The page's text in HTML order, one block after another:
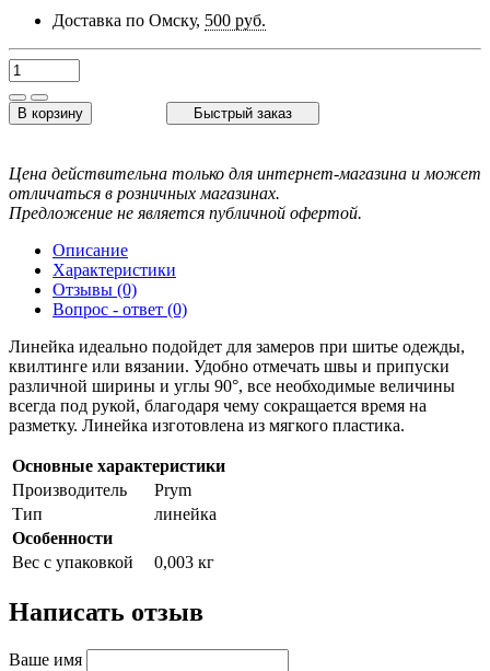
Доставка по Омску, 500 руб.
В корзину Быстрый заказ
Цена действительна только для интернет-магазина и может
отличаться в розничных магазинах.
Предложение не является публичной офертой.
Описание
Характеристики
Отзывы (0)
Вопрос - ответ (0)
Линейка идеально подойдет для замеров при шитье одежды,
квилтинге или вязании. Удобно отмечать швы и припуски
различной ширины и углы 90°, все необходимые величины
всегда под рукой, благодаря чему сокращается время на
разметку. Линейка изготовлена из мягкого пластика.
Основные характеристики
Производитель
Prym
Тип
линейка
Особенности
Вес с упаковкой
0,003 кг
Написать отзыв
Ваше имя